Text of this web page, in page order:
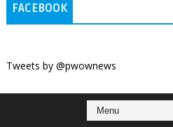
FACEBOOK
Tweets by @pwownews